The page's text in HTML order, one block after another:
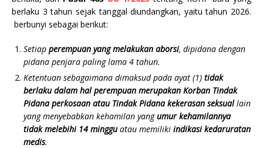
berlaku 3 tahun sejak tanggal diundangkan, yaitu tahun 2026.
berbunyi sebagai berikut:
Setiap perempuan yang melakukan aborsi, dipidana dengan
pidana penjara paling lama 4 tahun.
Ketentuan sebagaimana dimaksud pada ayat (1) tidak
berlaku dalam hal perempuan merupakan Korban Tindak
Pidana perkosaan atau Tindak Pidana kekerasan seksuallain
yang menyebabkan kehamilan yangumur kehamilannya
tidak melebihi 14 mingguatau memiliki indikasi kedaruratan
medis.